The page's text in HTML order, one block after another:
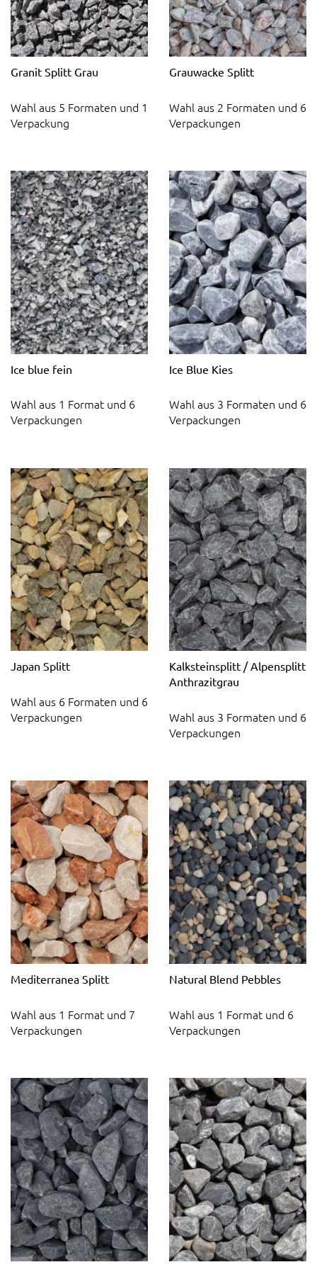
Granit Splitt Grau
Wahl aus 5 Formaten und 1
Verpackung
Grauwacke Splitt
Wahl aus 2 Formaten und 6
Verpackungen
Ice blue fein
Wahl aus 1 Format und 6
Verpackungen
Ice Blue Kies
Wahl aus 3 Formaten und 6
Verpackungen
Japan Splitt
Wahl aus 6 Formaten und 6
Verpackungen
Kalksteinsplitt / Alpensplitt
Anthrazitgrau
Wahl aus 3 Formaten und 6
Verpackungen
Mediterranea Splitt
Wahl aus 1 Format und 7
Verpackungen
Natural Blend Pebbles
Wahl aus 1 Format und 6
Verpackungen